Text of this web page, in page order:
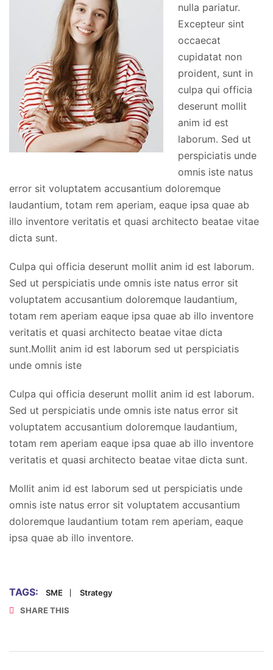
nulla pariatur.
Excepteur sint
occaecat
cupidatat non
proident, sunt in
culpa qui officia
deserunt mollit
anim id est
laborum. Sed ut
perspiciatis unde
omnis iste natus
error sit voluptatem accusantium doloremque
laudantium, totam rem aperiam, eaque ipsa quae ab
illo inventore veritatis et quasi architecto beatae vitae
dicta sunt.
Culpa qui officia deserunt mollit anim id est laborum.
Sed ut perspiciatis unde omnis iste natus error sit
voluptatem accusantium doloremque laudantium,
totam rem aperiam eaque ipsa quae ab illo inventore
veritatis et quasi architecto beatae vitae dicta
sunt.Mollit anim id est laborum sed ut perspiciatis
unde omnis iste
Culpa qui officia deserunt mollit anim id est laborum.
Sed ut perspiciatis unde omnis iste natus error sit
voluptatem accusantium doloremque laudantium,
totam rem aperiam eaque ipsa quae ab illo inventore
veritatis et quasi architecto beatae vitae dicta sunt.
Mollit anim id est laborum sed ut perspiciatis unde
omnis iste natus error sit voluptatem accusantium
doloremque laudantium totam rem aperiam, eaque
ipsa quae ab illo inventore.
TAGS: SME
Strategy
SHARE THIS